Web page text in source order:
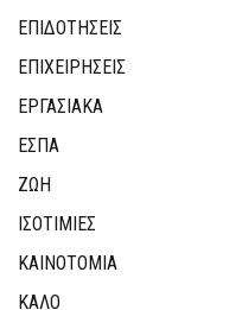
ΕΠΙΔΟΤΗΣΕΙΣ
ΕΠΙΧΕΙΡΗΣΕΙΣ
ΕΡΓΑΣΙΑΚΑ
ΕΣΠΑ
ΖΩΗ
ΙΣΟΤΙΜΙΕΣ
ΚΑΙΝΟΤΟΜΊΑ
ΚΑΛΟ